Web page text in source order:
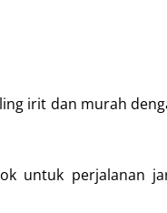
irit dan murah
untuk perjalanan